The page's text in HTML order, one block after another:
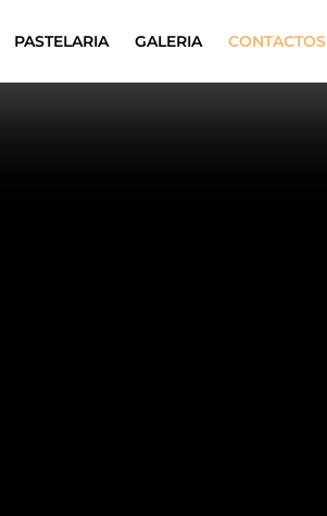
PASTELARIA GALERIA CONTACTOS